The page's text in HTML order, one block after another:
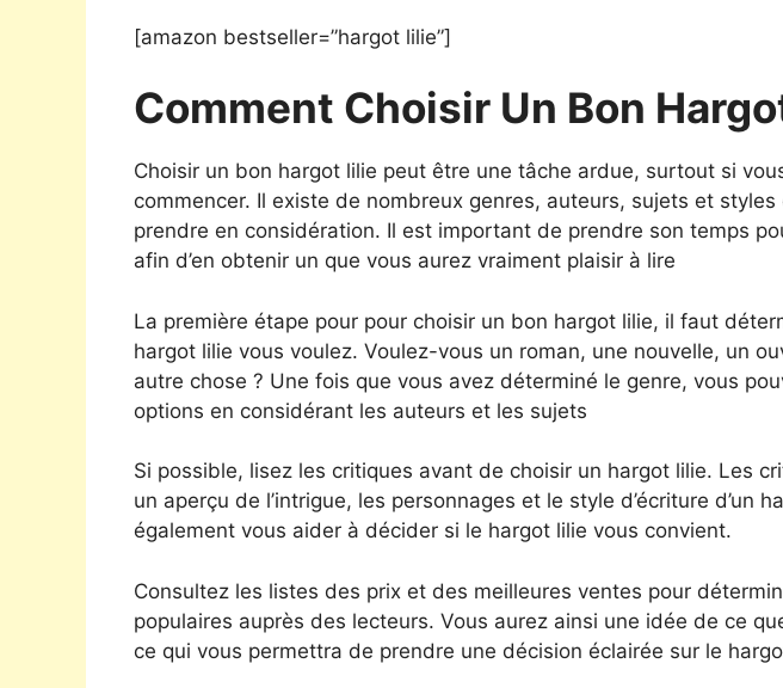
[amazon bestseller=”hargot lilie”]
Comment Choisir Un Bon
Choisir un bon hargot lilie peut être une tâche ardue, surtout si
commencer. Il existe de nombreux genres, auteurs, sujets et styles
prendre en considération. Il est important de prendre son temps
afin d’en obtenir un que vous aurez vraiment plaisir à lire
La première étape pour pour choisir un bon hargot lilie, il faut
hargot lilie vous voulez. Voulez-vous un roman, une nouvelle, un
autre chose ? Une fois que vous avez déterminé le genre, vous
options en considérant les auteurs et les sujets
Si possible, lisez les critiques avant de choisir un hargot lilie. Les
un aperçu de l’intrigue, les personnages et le style d’écriture d’un
également vous aider à décider si le hargot lilie vous convient.
Consultez les listes des prix et des meilleures ventes pour
populaires auprès des lecteurs. Vous aurez ainsi une idée de ce
ce qui vous permettra de prendre une décision éclairée sur le